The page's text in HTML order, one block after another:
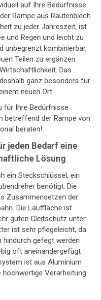
auf Ihre Bedürfnisse
Rampe aus Rautenblech
zu jeder Jahreszeit, ist
und Regen und leicht zu
unbegrenzt kombinierbar,
Teilen zu ergänzen.
Das
ganz besonders für
neuen Ort.
für Ihre Bedürfnisse
betreffend der Rampe von
beraten!
jeden Bedarf eine
Lösung
ein Steckschlüssel, ein
benötigt. Die
Zusammensetzen der
Die Lauffläche ist
guten Gleitschutz unter
ist sehr pflegeleicht, da
hindurch gefegt werden
oft aneinandergefügt
ist aus Aluminium
Verarbeitung.